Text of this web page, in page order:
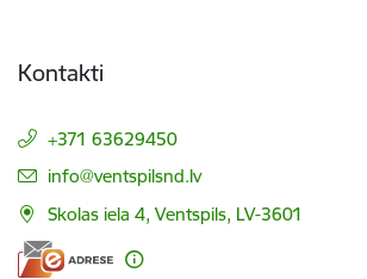
Kontakti
+371 63629450
E-pasts:
info@ventspilsnd.lv
Skolas iela 4, Ventspils, LV-3601